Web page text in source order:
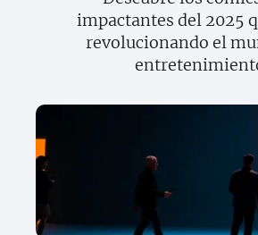
impactantes del 2025
revolucionando el